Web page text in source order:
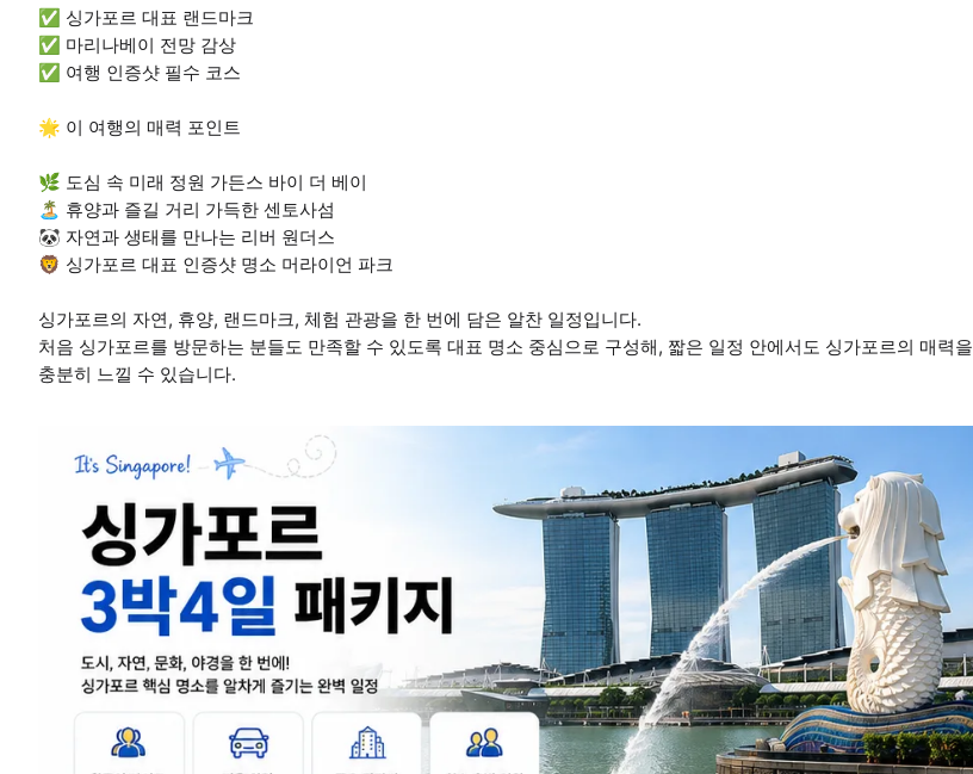
✅ 싱가포르 대표 랜드마크
✅ 마리나베이 전망 감상
✅ 여행 인증샷 필수 코스
🌟 이 여행의 매력 포인트
🌿 도심 속 미래 정원 가든스 바이 더 베이
🏝️ 휴양과 즐길 거리 가득한 센토사섬
🐼 자연과 생태를 만나는 리버 원더스
🦁 싱가포르 대표 인증샷 명소 머라이언 파크
싱가포르의 자연, 휴양, 랜드마크, 체험 관광을 한 번에 담은 알찬 일정입니다.
처음 싱가포르를 방문하는 분들도 만족할 수 있도록 대표 명소 중심으로 구성해, 짧은 일정 안에서도 싱가포르의 매력을
충분히 느낄 수 있습니다.